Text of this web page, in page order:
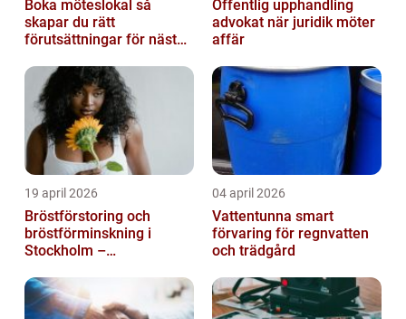
Boka möteslokal så
skapar du rätt
förutsättningar för nästa
Offentlig upphandling
advokat när juridik möter
affär
19 april 2026
Bröstförstoring och
bröstförminskning i
Stockholm –
04 april 2026
Vattentunna smart
förvaring för regnvatten
och trädgård